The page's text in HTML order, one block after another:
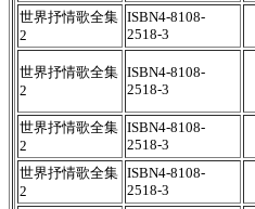
世界抒情歌全集
2
ISBN4-8108-
2518-3
世界抒情歌全集
2
ISBN4-8108-
2518-3
世界抒情歌全集
2
ISBN4-8108-
2518-3
世界抒情歌全集
2
ISBN4-8108-
2518-3